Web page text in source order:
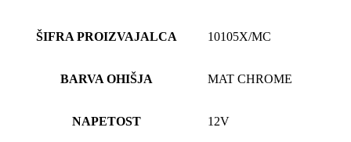
ŠIFRA PROIZVAJALCA 10105X/MC
BARVA OHIŠJA MAT CHROME
NAPETOST 12V